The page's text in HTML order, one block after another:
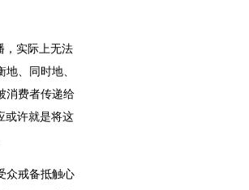
，实际上无法
、同时地、
消费者传递给
或许就是将这
众戒备抵触心